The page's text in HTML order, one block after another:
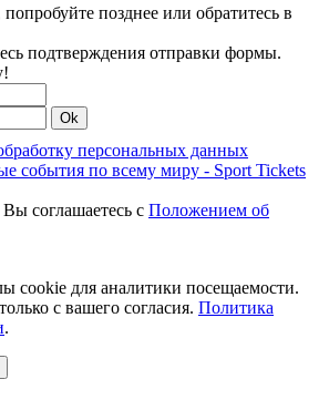
позднее или обратитесь в
подтверждения отправки формы.
Ok
персональных данных
события по всему миру - Sport Tickets
соглашаетесь с Положением об
cookie для аналитики посещаемости.
с вашего согласия. Политика
.